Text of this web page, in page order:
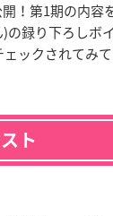
！第1期の内容
の録り下ろしボ
ックされてみて
ト